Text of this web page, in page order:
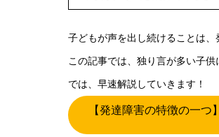
子どもが声を出し続けることは、
この記事では、独り言が多い子
では、早速解説していきます！
【発達障害の特徴の一